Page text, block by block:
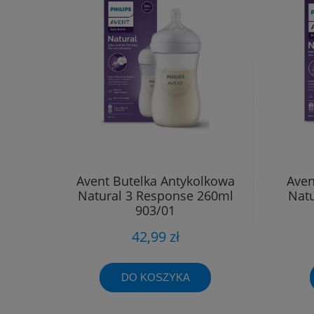
Avent Butelka Antykolkowa
Natural 3 Response 260ml
903/01
42,99 zł
DO KOSZYKA